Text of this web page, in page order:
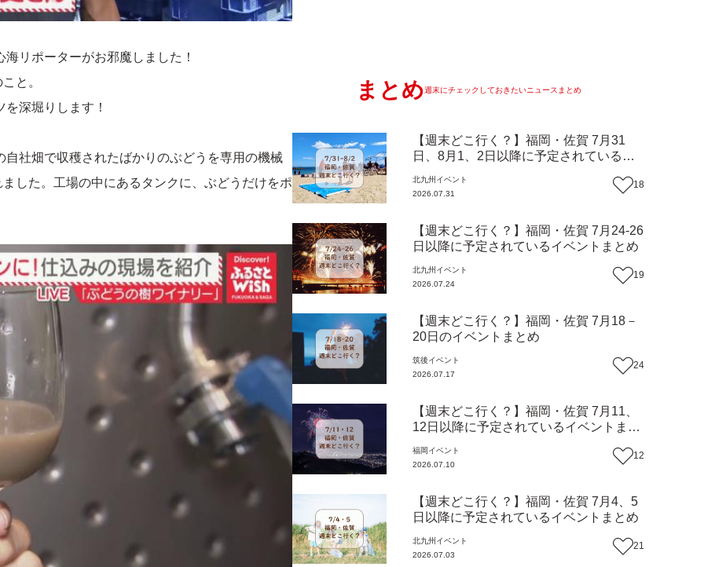
リポーターがお邪魔しました！
と。
深堀りします！
社畑で収穫されたばかりのぶどうを専用の機械
した。工場の中にあるタンクに、ぶどうだけをポ
まとめ週末にチェックしておきたいニュースまとめ
【週末どこ行く？】福岡・佐賀 7月31
日、8月1、2日以降に予定されているイ
北九州 イベント
2026.07.31
18
【週末どこ行く？】福岡・佐賀 7月24-26
日以降に予定されているイベントまとめ
北九州 イベント
2026.07.24
19
【週末どこ行く？】福岡・佐賀 7月18－
20日のイベントまとめ
筑後イベント
2026.07.17
24
【週末どこ行く？】福岡・佐賀 7月11、
12日以降に予定されているイベントまと
福岡 イベント
2026.07.10
12
【週末どこ行く？】福岡・佐賀 7月4、5
日以降に予定されているイベントまとめ
北九州 イベント
2026.07.03
21